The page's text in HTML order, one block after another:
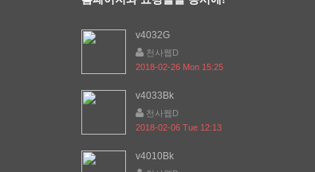
v4032G
천사웹D
2018-02-26 Mon 15:25
v4033Bk
천사웹D
2018-02-06 Tue 12:13
v4010Bk